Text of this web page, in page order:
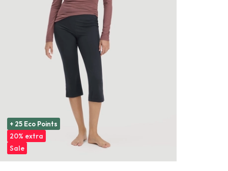
+ 25 Eco Points
20% extra
Sale